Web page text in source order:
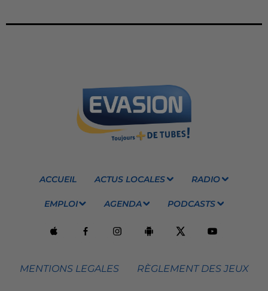
ACCUEIL ACTUS LOCALES RADIO
EMPLOI AGENDA PODCASTS
MENTIONS LEGALES RÈGLEMENT DES JEUX